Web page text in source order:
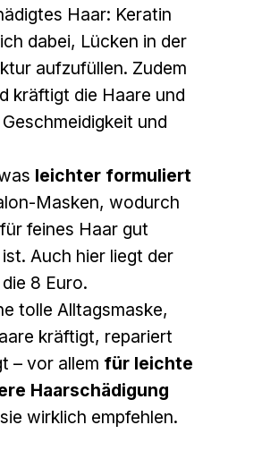
Haar: Keratin
dabei, Lücken in der
aufzufüllen. Zudem
kräftigt die Haare und
und
leichter formuliert
Masken, wodurch
feines Haar gut
Auch hier liegt der
8 Euro.
tolle Alltagsmaske,
kräftigt, repariert
– vor allem für leichte
Haarschädigung
wirklich empfehlen.